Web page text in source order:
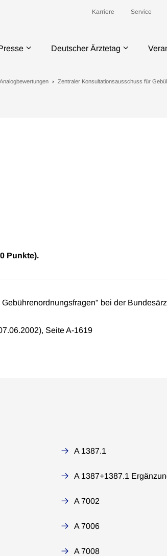
Karriere Service
Deutscher Ärztetag
Zentraler Konsultationsausschuss für
Punkte).
bei der
Seite A-1619
A 1387.1
A 1387+1387.1
A 7002
A 7006
A 7008